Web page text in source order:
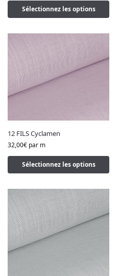
Sélectionnez les options
12 FILS Cyclamen
32,00€ par m
Sélectionnez les options